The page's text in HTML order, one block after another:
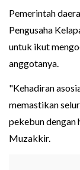
Pemerintah
Pengusaha
untuk ikut
anggotanya.
"Kehadiran
memastikan
pekebun dengan
Muzakkir.